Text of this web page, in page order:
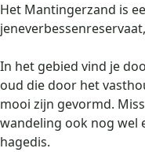
Het Mantingerzand is
In het gebied vind je
oud die door het
mooi zijn gevormd.
wandeling ook nog wel
hagedis.